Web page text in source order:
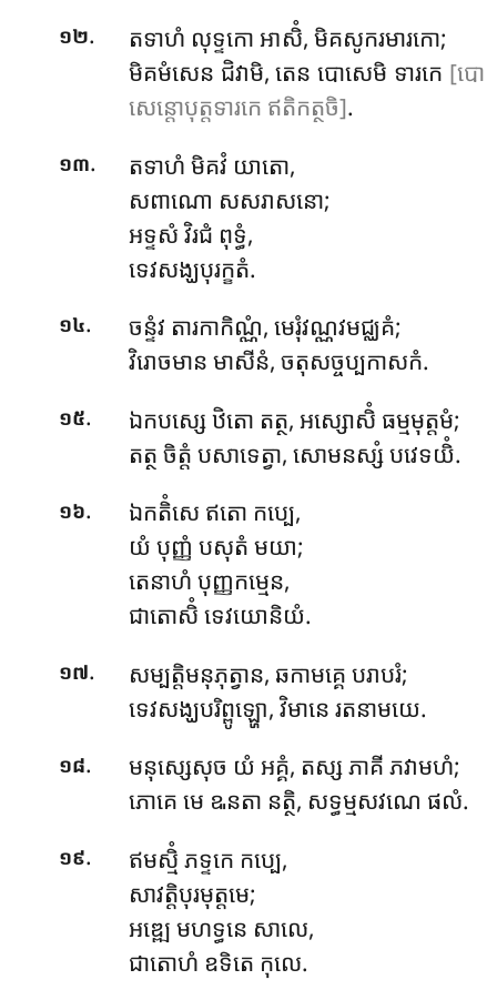
១២.
តទាហំ លុទ្ទកោ អាសិំ, មិគសូករមារកោ;
មិគមំសេន ជិវាមិ, តេន បោសេមិ ទារកេ [បោ
សេន្តោបុត្តទារកេ ឥតិកត្ថចិ].
១៣. តទាហំ មិគវំ យាតោ,
សពាណោ សសរាសនោ;
អទ្ទសំ វិរជំ ពុទ្ធំ,
ទេវសង្ឃបុរក្ខតំ.
១៤.
ចន្ទំវ តារកាកិណ្ណំ, មេរុំវណ្ណវមជ្ឈគំ;
វិរោចមាន មាសីនំ, ចតុសច្ចប្បកាសកំ.
១៥.
ឯកបស្សេ ឋិតោ តត្ថ, អស្សោសិំ ធម្មមុត្តមំ;
តត្ថ ចិត្តំ បសាទេត្វា, សោមនស្សំ បវេទយិំ.
១៦.
ឯកតិំសេ ឥតោ កប្បេ,
យំ បុញ្ញំ បសុតំ មយា;
តេនាហំ បុញ្ញកម្មេន,
ជាតោសិំ ទេវយោនិយំ.
១៧.
សម្បត្តិមនុភុត្វាន, ឆកាមគ្គេ បរាបរំ;
ទេវសង្ឃបរិព្ពូឡ្ហោ, វិមានេ រតនាមយេ.
១៨.
មនុស្សេសុច យំ អគ្គំ, តស្ស ភាគី ភវាមហំ;
ភោគេ មេ ឩនតា នត្ថិ, សទ្ធម្មសវណេ ផលំ.
១៩.
ឥមស្មិំ ភទ្ទកេ កប្បេ,
សាវត្តិបុរមុត្តមេ;
អឌ្ឍេ មហទ្ធនេ សាលេ,
ជាតោហំ ឧទិតេ កុលេ.